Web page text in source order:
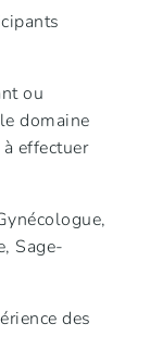
ou
domaine
effectuer
Sage-
des